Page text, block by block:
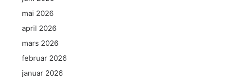
mai 2026
april 2026
mars 2026
februar 2026
januar 2026